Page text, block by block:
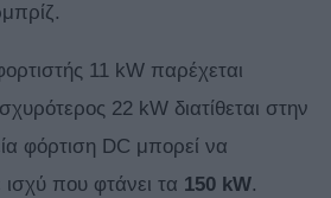
11 kW παρέχεται
22 kW διατίθεται στην
φόρτιση DC μπορεί να
που φτάνει τα 150 kW.